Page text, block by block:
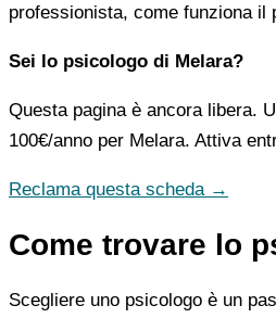
professionista, come funziona il
Sei lo psicologo di Melara?
Questa pagina è ancora libera.
100€/anno per Melara. Attiva
Reclama questa scheda →
Come trovare lo
Scegliere uno psicologo è un